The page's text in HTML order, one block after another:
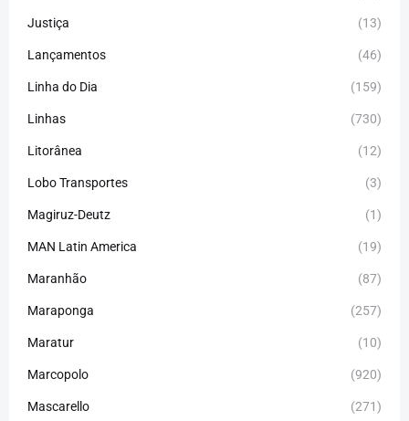
Justiça (13)
Lançamentos (46)
Linha do Dia (159)
Linhas (730)
Litorânea (12)
Lobo Transportes (3)
Magiruz-Deutz (1)
MAN Latin America (19)
Maranhão (87)
Maraponga (257)
Maratur (10)
Marcopolo (920)
Mascarello (271)